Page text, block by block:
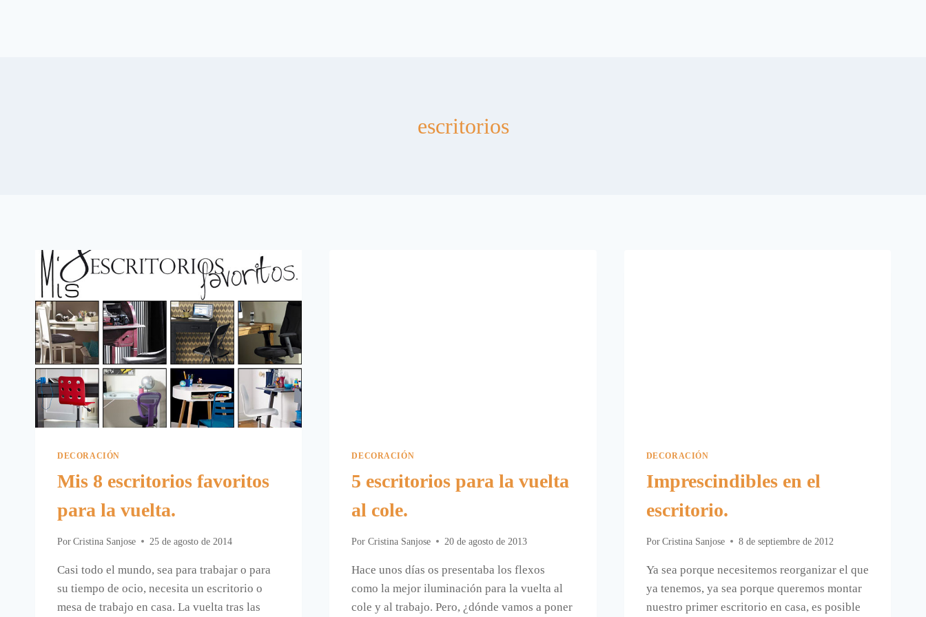
escritorios
DECORACIÓN
Mis 8 escritorios favoritos
para la vuelta.
Por Cristina Sanjose 25 de agosto de 2014
Casi todo el mundo, sea para trabajar o para
su tiempo de ocio, necesita un escritorio o
mesa de trabajo en casa. La vuelta tras las
DECORACIÓN
5 escritorios para la vuelta
al cole.
Por Cristina Sanjose 20 de agosto de 2013
Hace unos días os presentaba los flexos
como la mejor iluminación para la vuelta al
cole y al trabajo. Pero, ¿dónde vamos a poner
DECORACIÓN
Imprescindibles en el
escritorio.
Por Cristina Sanjose 8 de septiembre de 2012
Ya sea porque necesitemos reorganizar el que
ya tenemos, ya sea porque queremos montar
nuestro primer escritorio en casa, es posible